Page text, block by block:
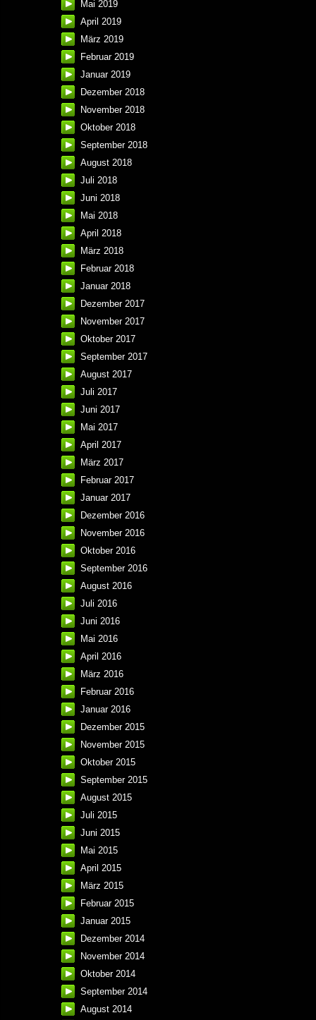
Mai 2019
April 2019
März 2019
Februar 2019
Januar 2019
Dezember 2018
November 2018
Oktober 2018
September 2018
August 2018
Juli 2018
Juni 2018
Mai 2018
April 2018
März 2018
Februar 2018
Januar 2018
Dezember 2017
November 2017
Oktober 2017
September 2017
August 2017
Juli 2017
Juni 2017
Mai 2017
April 2017
März 2017
Februar 2017
Januar 2017
Dezember 2016
November 2016
Oktober 2016
September 2016
August 2016
Juli 2016
Juni 2016
Mai 2016
April 2016
März 2016
Februar 2016
Januar 2016
Dezember 2015
November 2015
Oktober 2015
September 2015
August 2015
Juli 2015
Juni 2015
Mai 2015
April 2015
März 2015
Februar 2015
Januar 2015
Dezember 2014
November 2014
Oktober 2014
September 2014
August 2014